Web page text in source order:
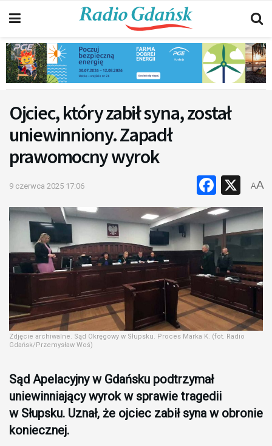
Ojciec, który zabił syna, został
uniewinniony. Zapadł
prawomocny wyrok
9 czerwca 2025 17:06 X
AA
Zdjęcie archiwalne. Sąd Okręgowy w Słupsku. Proces Marka K. (fot. Radio
Gdańsk/Przemysław Woś)
Sąd Apelacyjny w Gdańsku podtrzymał
uniewinniający wyrok w sprawie tragedii
w Słupsku. Uznał, że ojciec zabił syna w obronie
koniecznej.